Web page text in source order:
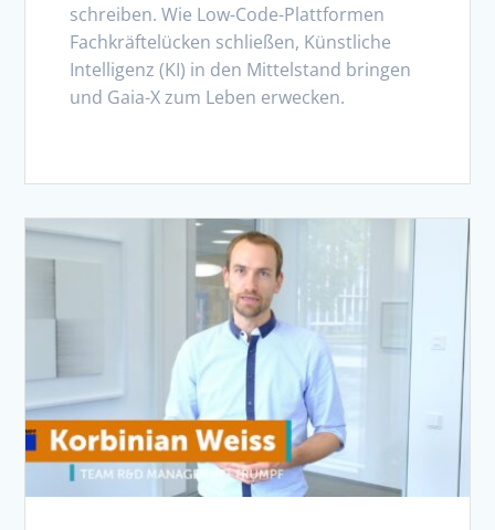
schreiben. Wie Low-Code-Plattformen
Fachkräftelücken schließen, Künstliche
Intelligenz (KI) in den Mittelstand bringen
und Gaia-X zum Leben erwecken.